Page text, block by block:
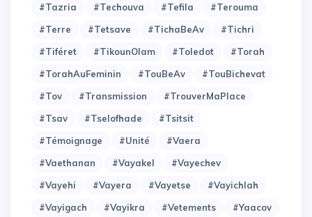
#Tazria
#Techouva #Tefila
#Terouma
#Terre
#Tetsave #TichaBeAv
#Tichri
#Tiféret
#TikounOlam #Toledot
#Torah
#TorahAuFeminin
#TouBeAv
#TouBichevat
#Tov
#Transmission
#TrouverMaPlace
#Tsav
#Tselofhade
#Tsitsit
#Témoignage
#Unité
#Vaera
#Vaethanan
#Vayakel
#Vayechev
#Vayehi
#Vayera #Vayetse
#Vayichlah
#Vayigach
#Vayikra #Vetements
#Yaacov